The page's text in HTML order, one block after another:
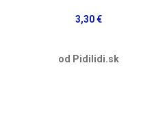
3,30 €
od Pidilidi.sk